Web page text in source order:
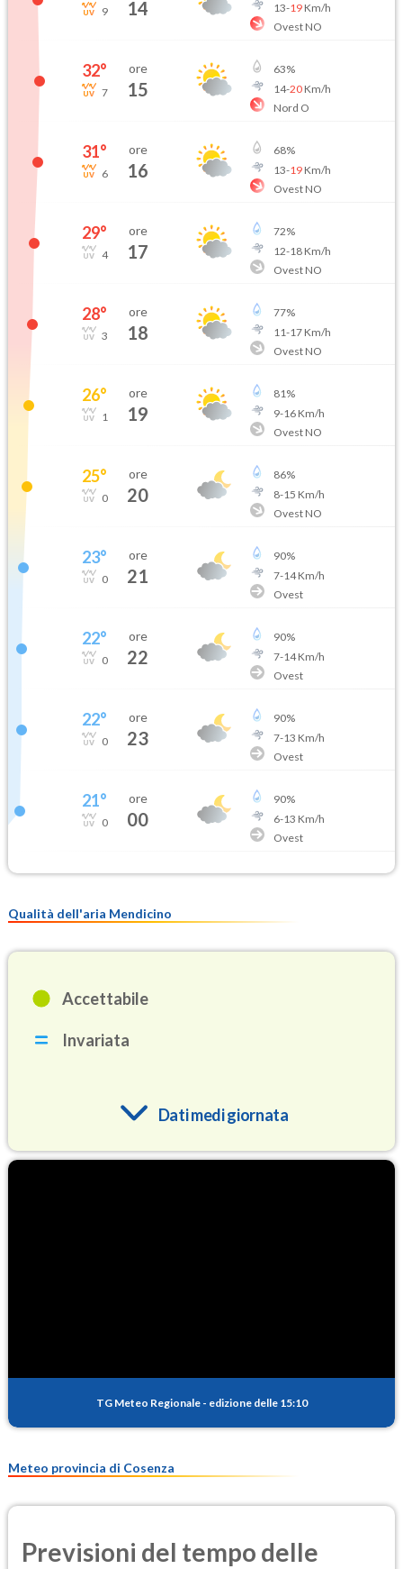
9 14 13-19Km/h
Ovest NO
32°
7
ore
15
63%
14-20Km/h
Nord O
31°
6
ore
16
68%
13-19Km/h
Ovest NO
29°
4
ore
17
72%
12-18Km/h
Ovest NO
28°
3
ore
18
77%
11-17Km/h
Ovest NO
26°
1
ore
19
81%
9-16Km/h
Ovest NO
25°
0
ore
20
86%
8-15 Km/h
Ovest NO
23°
0
ore
21
90%
7-14Km/h
Ovest
22°
0
ore
22
90%
7-14Km/h
Ovest
22°
0
ore
23
90%
7-13 Km/h
Ovest
21°
0
ore
00
90%
6-13 Km/h
Ovest
Qualità dell'aria Mendicino
Accettabile
Invariata
Dati medi giornata
PM25
TG Meteo Regionale - edizione delle 15:10
Meteo provincia di Cosenza
Previsioni del tempo delle